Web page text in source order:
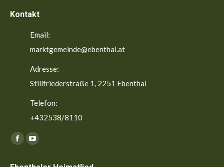
Kontakt
Email:
marktgemeinde@ebenthal.at
Adresse:
Stillfriederstraße 1, 2251 Ebenthal
Telefon:
+432538/8110
Finden Sie uns auf:
FacebookYouTube